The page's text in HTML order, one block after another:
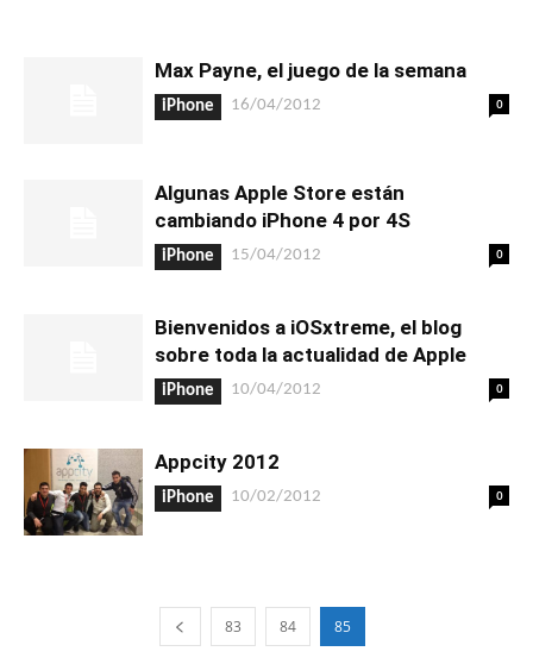
Max Payne, el juego de la semana
iPhone 16/04/2012 0
Algunas Apple Store están
cambiando iPhone 4 por 4S
iPhone 15/04/2012 0
Bienvenidos a iOSxtreme, el blog
sobre toda la actualidad de Apple
iPhone 10/04/2012 0
Appcity 2012
iPhone 10/02/2012 0
83 84 85